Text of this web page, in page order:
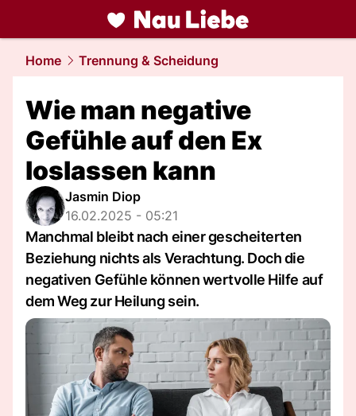
liebe.NAU.ch
Home Trennung & Scheidung
Wie man negative
Gefühle auf den Ex
loslassen kann
Jasmin Diop
16.02.2025 - 05:21
Manchmal bleibt nach einer gescheiterten
Beziehung nichts als Verachtung. Doch die
negativen Gefühle können wertvolle Hilfe auf
dem Weg zur Heilung sein.